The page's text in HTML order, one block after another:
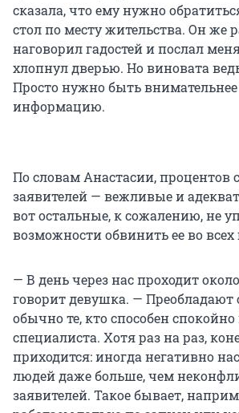
сказала, что ему нужно
стол по месту жительства. Он же
наговорил гадостей и послал
хлопнул дверью. Но виновата
Просто нужно быть
информацию.
По словам Анастасии, процентов
заявителей — вежливые и
вот остальные, к сожалению, не
возможности обвинить ее во всех
— В день через нас проходит
говорит девушка. — Преобладают
обычно те, кто способен
специалиста. Хотя раз на раз,
приходится: иногда негативно
людей даже больше, чем
заявителей. Такое бывает,